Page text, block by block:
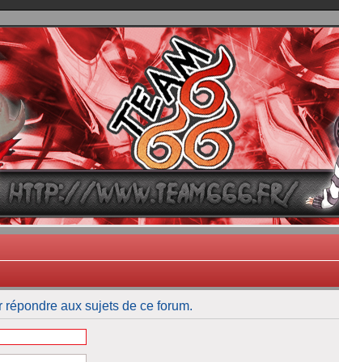
TEAM 666
B One, Blaster Knuckle et Death Trance
aux sujets de ce forum.